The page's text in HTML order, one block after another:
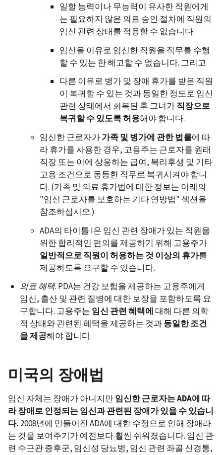
일할 능력이나 무능력이 유사한 직원에게
는 필요하지 않은 의료 승인 절차에 직원의
임신 관련 상태를 적용할 수 없습니다.
임신을 이유로 임신한 직원을 직무를 수행
할 수 있는 한 해고할 수 없습니다. 그리고
다른 이유로 병가 및 장애 휴가를 받은 직원
이 복귀할 수 있는 것과 동일한 정도로 임신
관련 상태에서 회복된 후 그녀가직장으로
복귀할수있도록허용해야 합니다.
임신한 근로자가가족및 병가에 관한법률에 따
라 휴가를 사용한 경우, 고용주는 근로자를 원래
직장 또는 이에 상응하는 급여, 복리후생 및 기타
고용 조건으로 동등한 직무로 복귀시켜야 합니
다. (가족 및 의료 휴가법에 대한 정보는 아래의
"임신 근로자를 보호하는 기타 연방법" 섹션을
참조하십시오.)
ADA의 타이틀 I은 임신 관련 장애가 있는 직원을
위한 합리적인 편의를 제공하기 위해 고용주가
일반적으로직원이 허용하는것 이상의 휴가를
제공하도록 요구할 수 있습니다.
의료 혜택. PDA는 건강 보험을 제공하는 고용주에게
임신, 출산 및 관련 질병에 대한 보장을 포함하도록 요
구합니다. 고용주는 임신 관련 혜택에대해 다른 의학
적 상태와 관련된 혜택을 제공하는 것과동일한조건
을제공해야 합니다.
미국의 장애법
임신 자체는 장애가 아니지만임신한근로자는ADA에 따
라장애로 인정되는임신과관련된 장애가있을수있습니
다. 2008년에 만들어진 ADA에 대한 수정으로 인해 장애라
는 것을 보여주기가 예전보다 훨씬 쉬워졌습니다. 임신 관
련 수근관 증후군, 임신성 당뇨병, 임신 관련 좌골 신경통,